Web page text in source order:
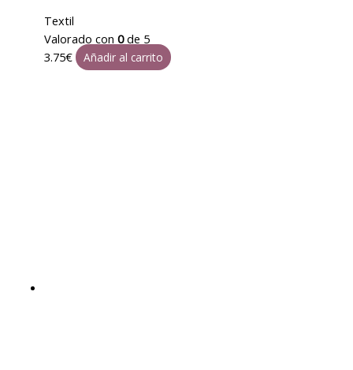
Textil
Valorado con 0de 5
3.75€ Añadir al carrito